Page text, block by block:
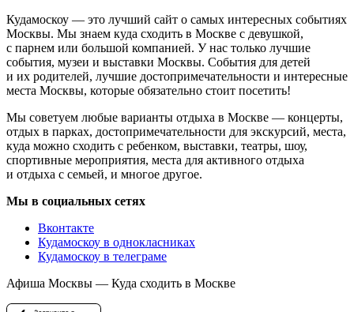
Кудамоскоу — это лучший сайт о самых интересных событиях
Москвы. Мы знаем куда сходить в Москве с девушкой,
с парнем или большой компанией. У нас только лучшие
события, музеи и выставки Москвы. События для детей
и их родителей, лучшие достопримечательности и интересные
места Москвы, которые обязательно стоит посетить!
Мы советуем любые варианты отдыха в Москве — концерты,
отдых в парках, достопримечательности для экскурсий, места,
куда можно сходить с ребенком, выставки, театры, шоу,
спортивные мероприятия, места для активного отдыха
и отдыха с семьей, и многое другое.
Мы в социальных сетях
Вконтакте
Кудамоскоу в однокласниках
Кудамоскоу в телеграме
Афиша Москвы — Куда сходить в Москве